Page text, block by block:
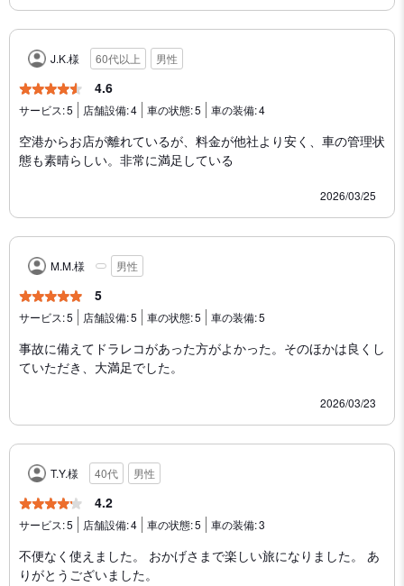
J.K.様 60代以上 男性
4.6
サービス:5 店舗設備:4 車の状態:5 車の装備:4
空港からお店が離れているが、料金が他社より安く、車の管理状
態も素晴らしい。非常に満足している
2026/03/25
M.M.様 男性
5
サービス:5 店舗設備:5 車の状態:5 車の装備:5
事故に備えてドラレコがあった方がよかった。そのほかは良くし
ていただき、大満足でした。
2026/03/23
T.Y.様 40代 男性
4.2
サービス:5 店舗設備:4 車の状態:5 車の装備:3
不便なく使えました。 おかげさまで楽しい旅になりました。 あ
りがとうございました。